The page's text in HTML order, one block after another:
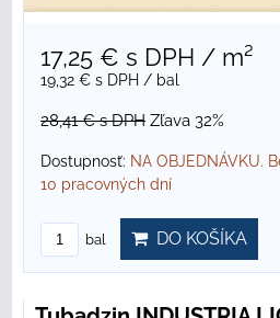
17,25 € s DPH / m²
19,32 € s DPH / bal
28,41 €s DPH Zľava 32%
Dostupnosť: NA OBJEDNÁVKU.
10 pracovných dní
bal DO KOŠÍKA